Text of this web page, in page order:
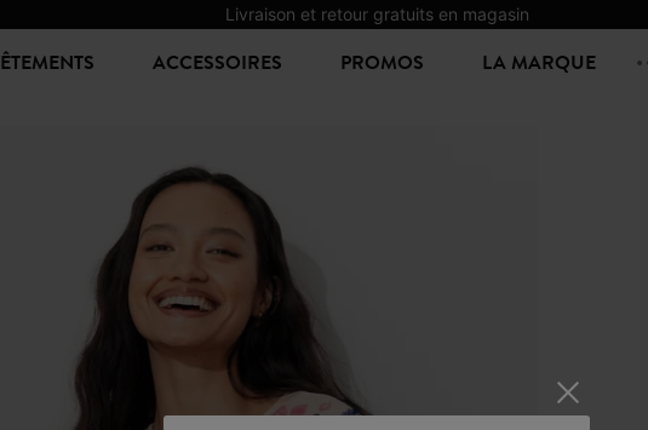
Livraison et retour gratuits en magasin
VÊTEMENTS ACCESSOIRES PROMOS LA MARQUE